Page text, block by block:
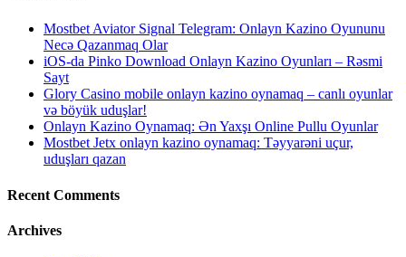
Mostbet Aviator Signal Telegram: Onlayn Kazino Oyununu
Necə Qazanmaq Olar
iOS-da Pinko Download Onlayn Kazino Oyunları – Rəsmi
Sayt
Glory Casino mobile onlayn kazino oynamaq – canlı oyunlar
və böyük uduşlar!
Onlayn Kazino Oynamaq: Ən Yaxşı Online Pullu Oyunlar
Mostbet Jetx onlayn kazino oynamaq: Təyyarəni uçur,
uduşları qazan
Recent Comments
Archives